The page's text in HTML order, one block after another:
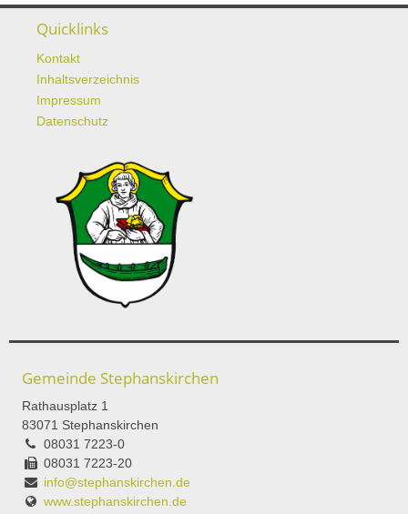
Quicklinks
Kontakt
Inhaltsverzeichnis
Impressum
Datenschutz
Gemeinde Stephanskirchen
Rathausplatz 1
83071 Stephanskirchen
08031 7223-0
08031 7223-20
info@stephanskirchen.de
www.stephanskirchen.de